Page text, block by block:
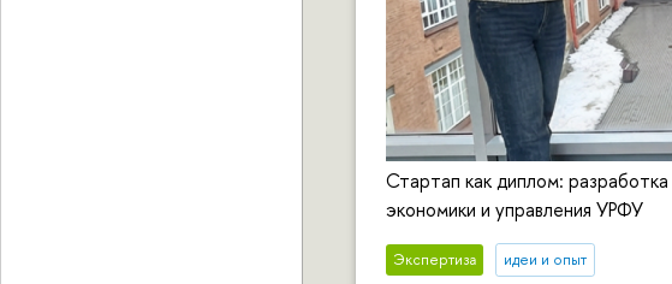
Стартап как диплом:
экономики и управления УРФУ
Экспертиза идеи и опыт